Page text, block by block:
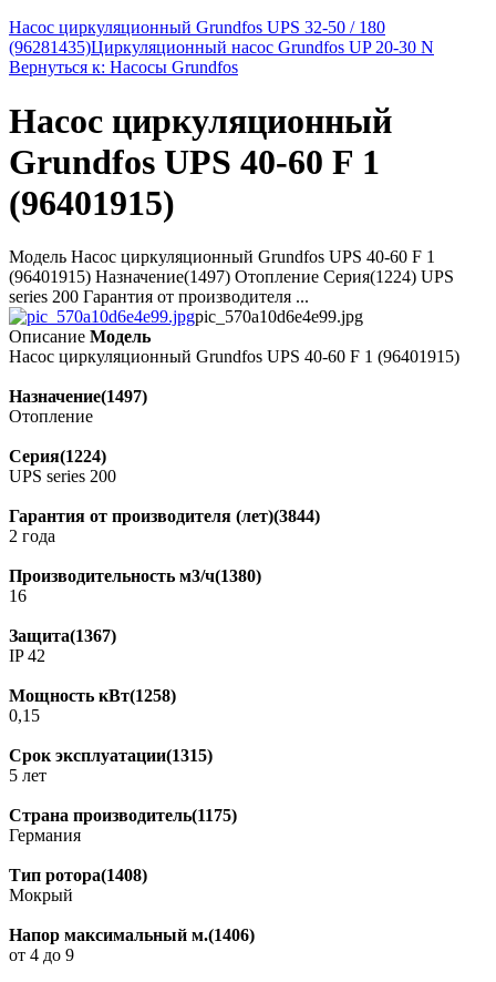
Насос циркуляционный Grundfos UPS 32-50 / 180
(96281435)Циркуляционный насос Grundfos UP 20-30 N
Вернуться к: Насосы Grundfos
Насос циркуляционный
Grundfos UPS 40-60 F 1
(96401915)
Модель Насос циркуляционный Grundfos UPS 40-60 F 1
(96401915) Назначение(1497) Отопление Серия(1224) UPS
series 200 Гарантия от производителя ...
pic_570a10d6e4e99.jpg
Описание Модель
Насос циркуляционный Grundfos UPS 40-60 F 1 (96401915)
Назначение(1497)
Отопление
Серия(1224)
UPS series 200
Гарантия от производителя (лет)(3844)
2 года
Производительность м3/ч(1380)
16
Защита(1367)
IP 42
Мощность кВт(1258)
0,15
Срок эксплуатации(1315)
5 лет
Страна производитель(1175)
Германия
Тип ротора(1408)
Мокрый
Напор максимальный м.(1406)
от 4 до 9